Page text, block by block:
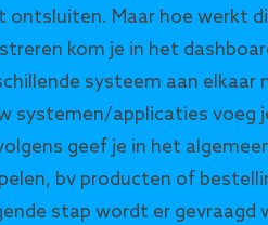
ontsluiten. Maar hoe werkt
kom je in het
systeem aan elkaar
systemen/applicaties voeg
geef je in het
bv producten of
stap wordt er gevraagd